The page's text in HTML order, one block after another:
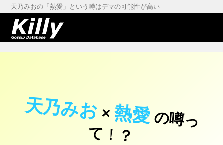
天乃みおの「熱愛」という噂はデマの可能性が高い
天乃みお×熱愛の
噂
っ
て
！
？